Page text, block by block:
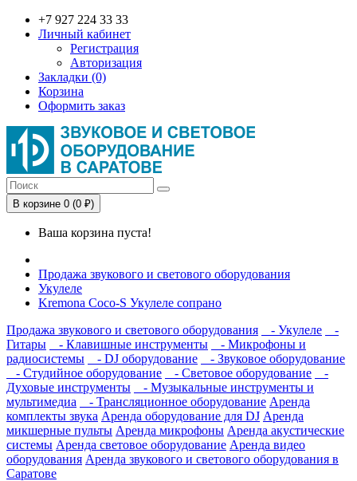
+7 927 224 33 33
Личный кабинет
Регистрация
Авторизация
Закладки (0)
Корзина
Оформить заказ
В корзине 0 (0 ₽)
Ваша корзина пуста!
Продажа звукового и светового оборудования
Укулеле
Kremona Coco-S Укулеле сопрано
Продажа звукового и светового оборудования
- Укулеле
-
Гитары
- Клавишные инструменты
- Микрофоны и
радиосистемы
- DJ оборудование
- Звуковое оборудование
- Студийное оборудование
- Световое оборудование
-
Духовые инструменты
- Музыкальные инструменты и
мультимедиа
- Трансляционное оборудование Аренда
комплекты звука Аренда оборудование для DJ Аренда
микшерные пульты Аренда микрофоны Аренда акустические
системы Аренда световое оборудование Аренда видео
оборудования Аренда звукового и светового оборудования в
Саратове